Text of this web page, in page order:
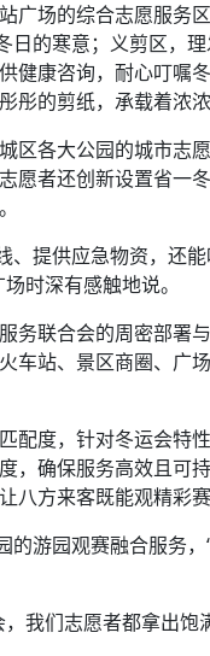
广场的综合志愿服务
日的寒意；义剪区，
健康咨询，耐心叮嘱
的剪纸，承载着浓
区各大公园的城市志
愿者还创新设置省一
、提供应急物资，
时深有感触地说。
务联合会的周密部署
车站、景区商圈、广
配度，针对冬运会特
，确保服务高效且可
八方来客既能观精彩
的游园观赛融合服务
我们志愿者都拿出